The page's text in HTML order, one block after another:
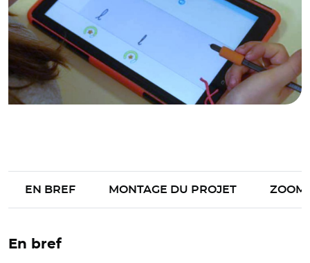
EN BREF MONTAGE DU PROJET ZOOM
En bref